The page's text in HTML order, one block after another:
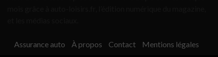
Assurance auto À propos Contact Mentions légales